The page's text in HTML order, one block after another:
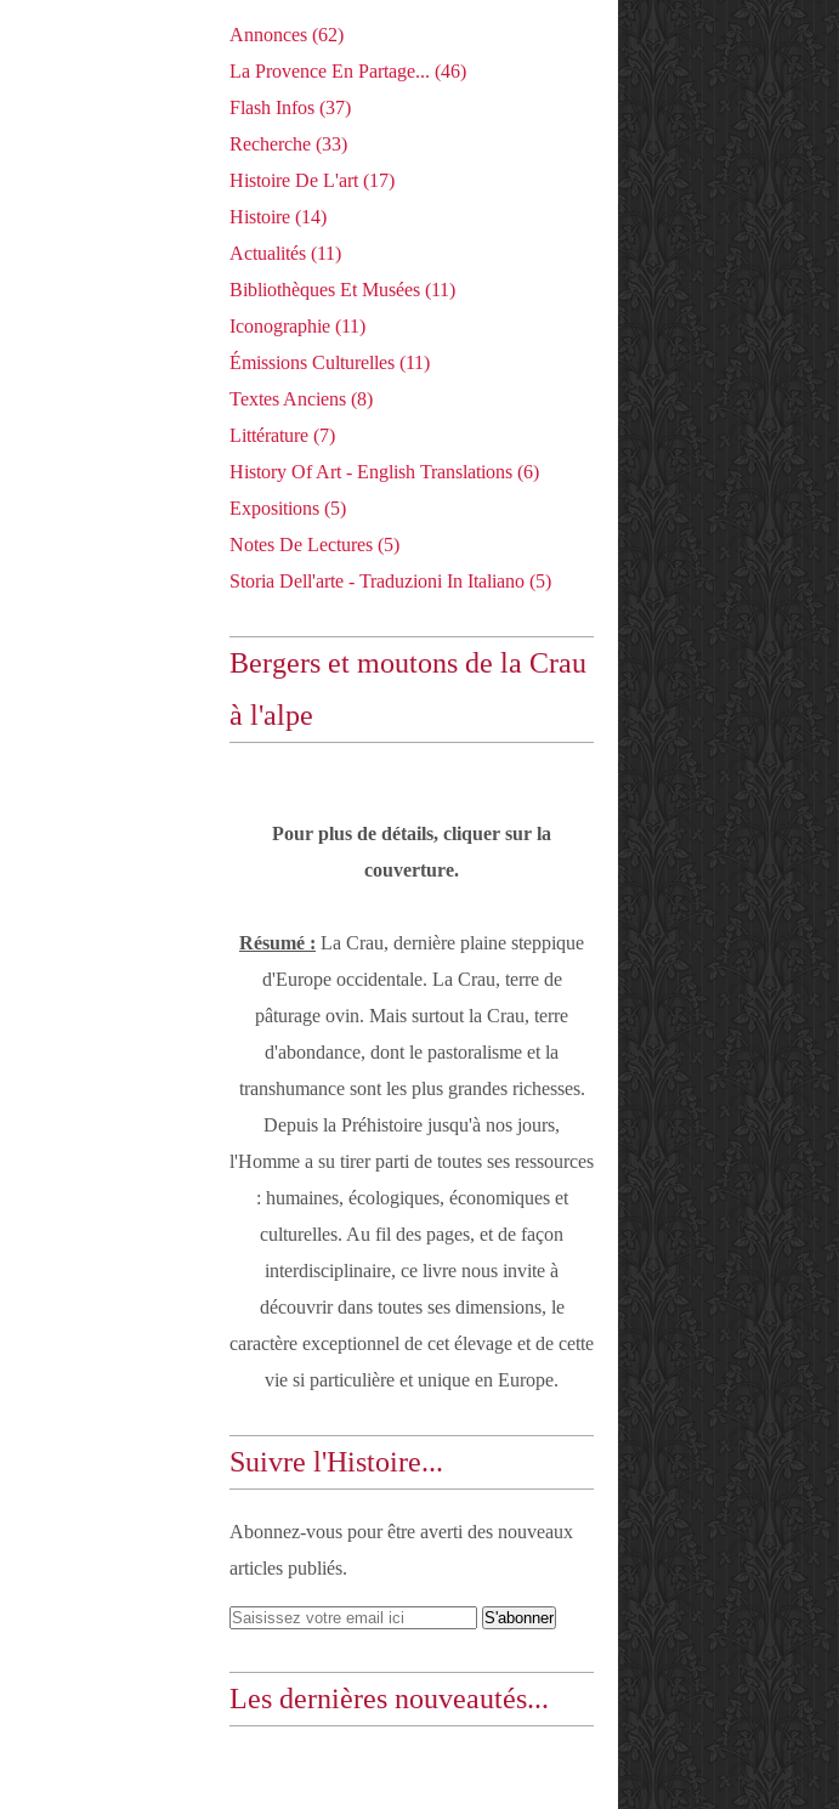
Annonces (62)
La Provence En Partage... (46)
Flash Infos (37)
Recherche (33)
Histoire De L'art (17)
Histoire (14)
Actualités (11)
Bibliothèques Et Musées (11)
Iconographie (11)
Émissions Culturelles (11)
Textes Anciens (8)
Littérature (7)
History Of Art - English Translations (6)
Expositions (5)
Notes De Lectures (5)
Storia Dell'arte - Traduzioni In Italiano (5)
Bergers et moutons de la Crau
à l'alpe
Pour plus de détails, cliquer sur la
couverture.
Résumé : La Crau, dernière plaine steppique
d'Europe occidentale. La Crau, terre de
pâturage ovin. Mais surtout la Crau, terre
d'abondance, dont le pastoralisme et la
transhumance sont les plus grandes richesses.
Depuis la Préhistoire jusqu'à nos jours,
l'Homme a su tirer parti de toutes ses ressources
: humaines, écologiques, économiques et
culturelles. Au fil des pages, et de façon
interdisciplinaire, ce livre nous invite à
découvrir dans toutes ses dimensions, le
caractère exceptionnel de cet élevage et de cette
vie si particulière et unique en Europe.
Suivre l'Histoire...
Abonnez-vous pour être averti des nouveaux
articles publiés.
Les dernières nouveautés...